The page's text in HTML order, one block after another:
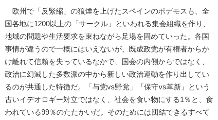
欧州で「反緊縮」の狼煙を上げたスペインのポデモスも、全
国各地に1200以上の「サークル」といわれる集会組織を作り、
地域の問題や生活要求を束ねながら足場を固めていった。各国
事情が違うので一概にはいえないが、既成政党が有権者からか
け離れて信頼を失っているなかで、国会の内側からではなく、
政治に幻滅した多数派の中から新しい政治運動を作り出してい
るのが共通した特徴だ。「与党vs野党」「保守vs革新」という
古いイデオロギー対立ではなく、社会を食い物にする1％と、食
われている99％のたたかいだ。そのためには団結できるすべて